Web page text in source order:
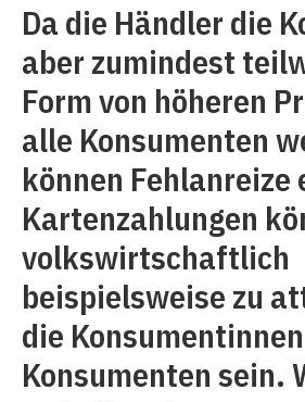
Da die Händler die
aber zumindest
Form von höheren
alle Konsumenten
können Fehlanreize
Kartenzahlungen
volkswirtschaftlich
beispielsweise zu
die
Konsumenten sein.